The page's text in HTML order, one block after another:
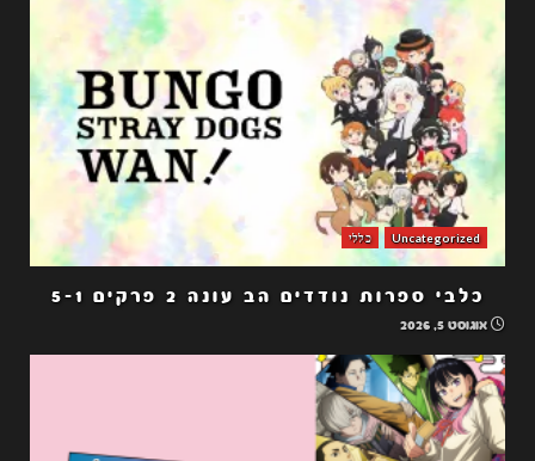
Uncategorized כללי
כלבי ספרות נודדים הב עונה 2 פרקים 5-1
אוגוסט 5, 2026